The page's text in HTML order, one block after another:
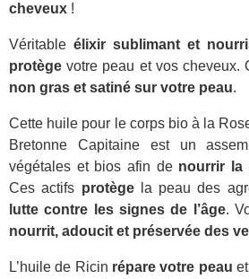
cheveux !
Véritable élixir sublimant et
protègevotre peau et vos
non gras et satiné sur votre peau.
Cette huile pour le corps bio à la
Bretonne Capitaine est un
végétales et bios afin de nourrir la
Ces actifs protège
la peau des
lutte contre les signes de l’âge.
nourrit, adoucit et préservée des
L’huile de Ricin répare votre peau et